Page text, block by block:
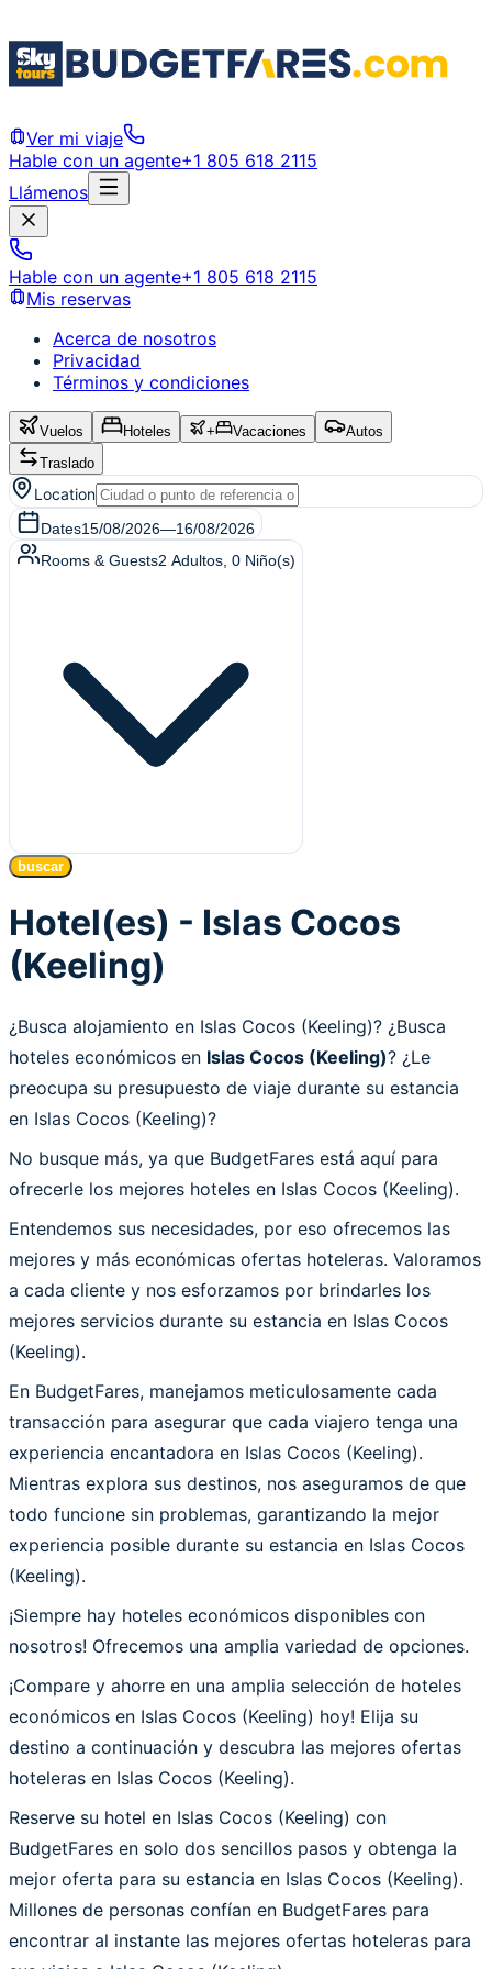
Ver mi viaje
Hable con un agente+1 805 618 2115
Llámenos
Hable con un agente+1 805 618 2115
Mis reservas
Acerca de nosotros
Privacidad
Términos y condiciones
Vuelos Hoteles + Vacaciones
Autos
Traslado
Location
Dates15/08/2026—16/08/2026
Rooms & Guests2 Adultos 0 Niño(s)
buscar
Hotel(es) - Islas Cocos
(Keeling)
¿Busca alojamiento en Islas Cocos (Keeling)? ¿Busca
hoteles económicos en Islas Cocos (Keeling)? ¿Le
preocupa su presupuesto de viaje durante su estancia
en Islas Cocos (Keeling)?
No busque más, ya que BudgetFares está aquí para
ofrecerle los mejores hoteles en Islas Cocos (Keeling).
Entendemos sus necesidades, por eso ofrecemos las
mejores y más económicas ofertas hoteleras. Valoramos
a cada cliente y nos esforzamos por brindarles los
mejores servicios durante su estancia en Islas Cocos
(Keeling).
En BudgetFares, manejamos meticulosamente cada
transacción para asegurar que cada viajero tenga una
experiencia encantadora en Islas Cocos (Keeling).
Mientras explora sus destinos, nos aseguramos de que
todo funcione sin problemas, garantizando la mejor
experiencia posible durante su estancia en Islas Cocos
(Keeling).
¡Siempre hay hoteles económicos disponibles con
nosotros! Ofrecemos una amplia variedad de opciones.
¡Compare y ahorre en una amplia selección de hoteles
económicos en Islas Cocos (Keeling) hoy! Elija su
destino a continuación y descubra las mejores ofertas
hoteleras en Islas Cocos (Keeling).
Reserve su hotel en Islas Cocos (Keeling) con
BudgetFares en solo dos sencillos pasos y obtenga la
mejor oferta para su estancia en Islas Cocos (Keeling).
Millones de personas confían en BudgetFares para
encontrar al instante las mejores ofertas hoteleras para